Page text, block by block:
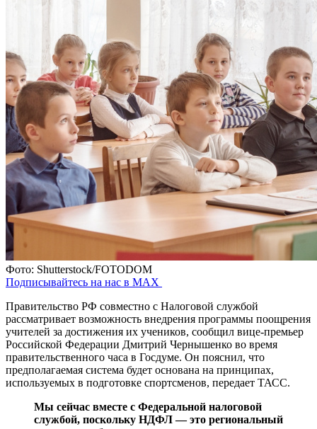
Фото: Shutterstock/FOTODOM
Подписывайтесь на нас в MAX
Правительство РФ совместно с Налоговой службой
рассматривает возможность внедрения программы поощрения
учителей за достижения их учеников, сообщил вице-премьер
Российской Федерации Дмитрий Чернышенко во время
правительственного часа в Госдуме. Он пояснил, что
предполагаемая система будет основана на принципах,
используемых в подготовке спортсменов, передает ТАСС.
Мы сейчас вместе с Федеральной налоговой
службой, поскольку НДФЛ — это региональный